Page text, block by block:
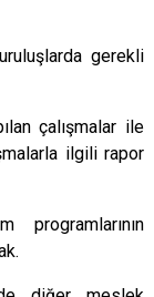
gerekli
çalışmalar ile
ilgili rapor